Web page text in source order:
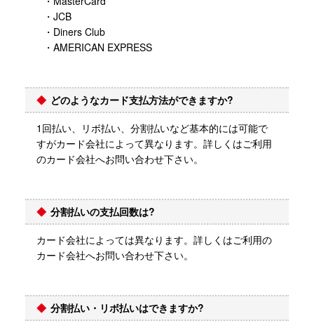
・JCB
・Diners Club
・AMERICAN EXPRESS
どのようなカード支払方法ができますか?
1回払い、リボ払い、分割払いなど基本的には可能で
すがカード会社によって異なります。詳しくはご利用
のカード会社へお問い合わせ下さい。
分割払いの支払回数は?
カード会社によっては異なります。詳しくはご利用の
カード会社へお問い合わせ下さい。
分割払い・リボ払いはできますか?